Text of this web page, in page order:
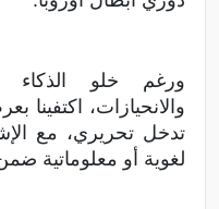
ورغم خلو الذكاء
والانحيازات، اكتفينا
تدخل تحريري، مع
لغوية أو معلوماتية